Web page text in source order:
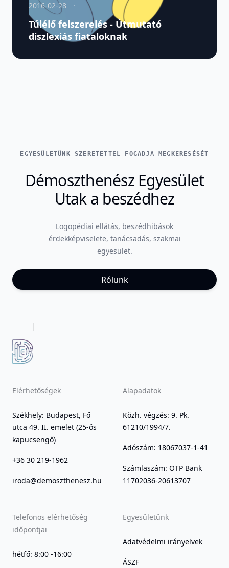
2016-02-28
Túlélő felszerelés - Útmutató
diszlexiás fiataloknak
EGYESÜLETÜNK SZERETETTEL FOGADJA MEGKERESÉSÉT
Démoszthenész Egyesület
Utak a beszédhez
Logopédiai ellátás, beszédhibások
érdekképviselete, tanácsadás, szakmai
egyesület.
Rólunk
Elérhetőségek
Székhely: Budapest, Fő
utca 49. II. emelet (25-ös
kapucsengő)
+36 30 219-1962
iroda@demoszthenesz.hu
Alapadatok
Közh. végzés: 9. Pk.
61210/1994/7.
Adószám: 18067037-1-41
Számlaszám: OTP Bank
11702036-20613707
Telefonos elérhetőség
időpontjai
hétfő: 8:00 -16:00
Egyesületünk
Adatvédelmi irányelvek
ÁSZF